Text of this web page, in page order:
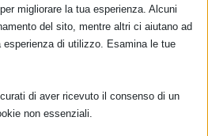
per caso la Sua
Mi piacerebbe
parlarne con Lei. Mi
di
e
migliorare la tua esperienza. Alcuni
del sito, mentre altri ci aiutano ad
di utilizzo. Esamina le tue
di aver ricevuto il consenso di un
non essenziali.